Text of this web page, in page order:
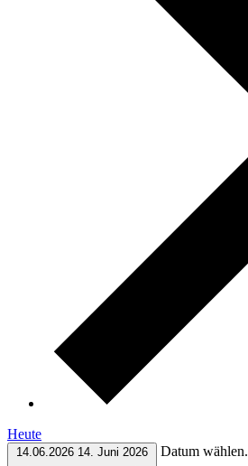
Heute
14.06.2026 14. Juni 2026 Datum wählen.